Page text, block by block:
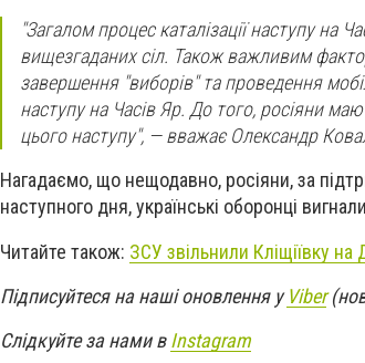
"Загалом процес каталізації наступу на
вищезгаданих сіл. Також важливим
завершення "виборів" та проведення
наступу на Часів Яр. До того, росіяни
цього наступу", — вважає Олександр
Нагадаємо, що нещодавно, росіяни, за
наступного дня, українські оборонці
Читайте також: ЗСУ звільнили Кліщіївку на
Підписуйтеся на наші оновлення уViber
Слідкуйте за нами вInstagram